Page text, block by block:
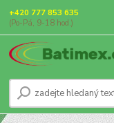
+420 777 853 635
(Po-Pá, 9-18 hod.)